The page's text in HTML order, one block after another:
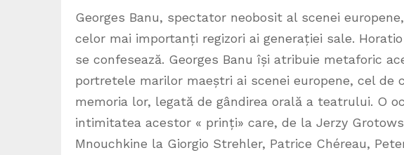
Georges Banu, spectator neobosit al scenei
celor mai importanți regizori ai generației sale.
se confesează. Georges Banu își atribuie metaforic
portretele marilor maeștri ai scenei europene, cel de
memoria lor, legată de gândirea orală a teatrului. O
intimitatea acestor « prinți» care, de la Jerzy
Mnouchkine la Giorgio Strehler, Patrice Chéreau,